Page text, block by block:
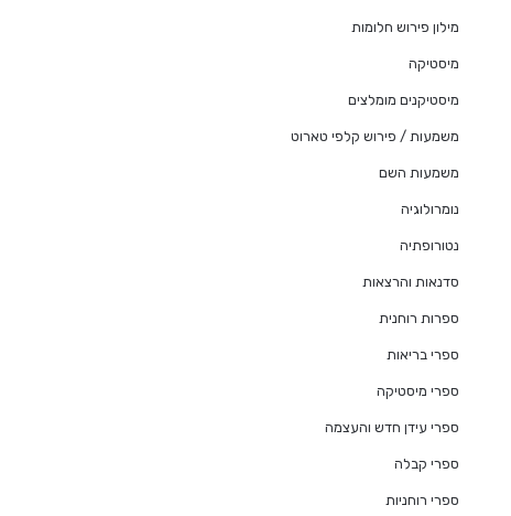
מילון פירוש חלומות
מיסטיקה
מיסטיקנים מומלצים
משמעות / פירוש קלפי טארוט
משמעות השם
נומרולוגיה
נטורופתיה
סדנאות והרצאות
ספרות רוחנית
ספרי בריאות
ספרי מיסטיקה
ספרי עידן חדש והעצמה
ספרי קבלה
ספרי רוחניות